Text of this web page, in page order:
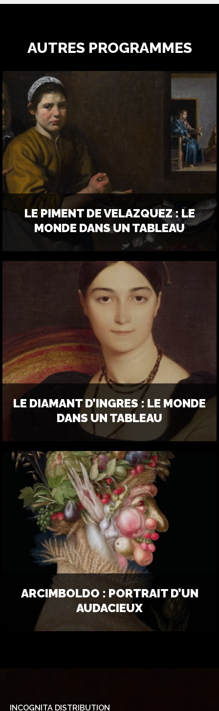
AUTRES PROGRAMMES
LE PIMENT DE VELAZQUEZ : LE
MONDE DANS UN TABLEAU
LE DIAMANT D’INGRES : LE MONDE
DANS UN TABLEAU
ARCIMBOLDO : PORTRAIT D’UN
AUDACIEUX
INCOGNITA DISTRIBUTION